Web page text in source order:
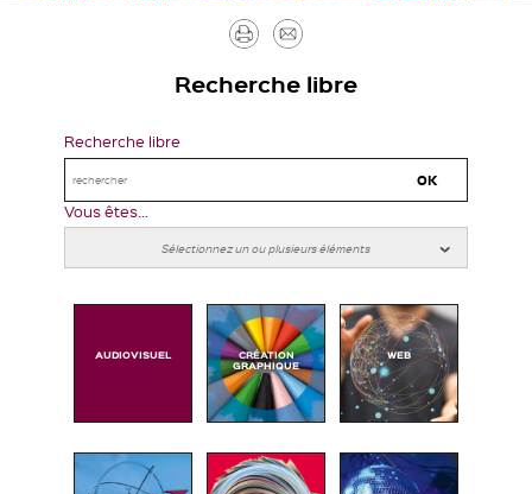
Imprimer
Recherche libre
Recherche libre
Vous êtes...
AUDIOVISUEL CRÉATION
GRAPHIQUE
WEB